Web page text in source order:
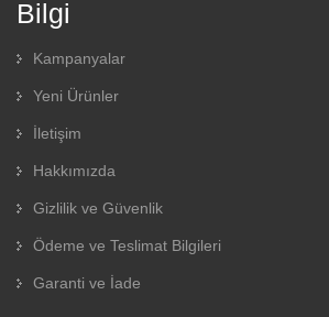
Bilgi
Kampanyalar
Yeni Ürünler
İletişim
Hakkımızda
Gizlilik ve Güvenlik
Ödeme ve Teslimat Bilgileri
Garanti ve İade